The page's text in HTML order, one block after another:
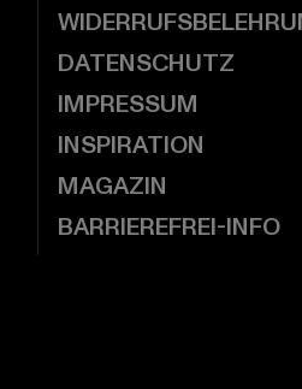
DATENSCHUTZ
IMPRESSUM
INSPIRATION
MAGAZIN
BARRIEREFREI-INFO